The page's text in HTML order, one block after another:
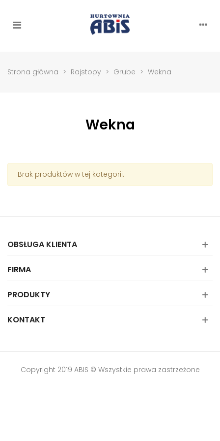
Strona główna > Rajstopy > Grube > Wekna
Wekna
Brak produktów w tej kategorii.
OBSŁUGA KLIENTA
FIRMA
PRODUKTY
KONTAKT
Copyright 2019 ABIS © Wszystkie prawa zastrzeżone